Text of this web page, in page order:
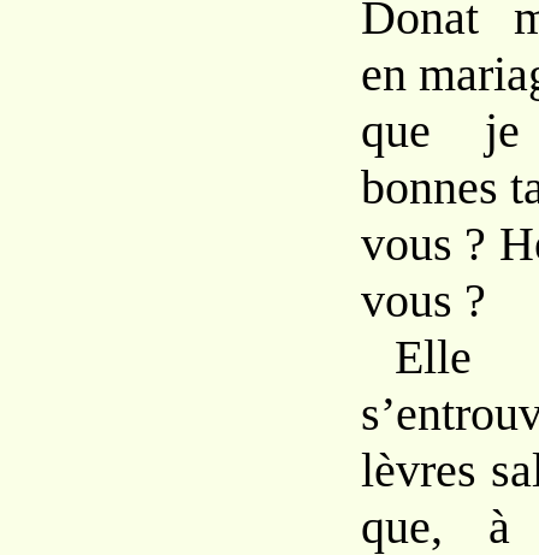
Donat
en
que
bonnes
vous ?
vous ?
lèvres
que,